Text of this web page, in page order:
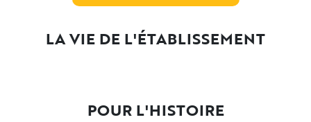
LA VIE DE L'ÉTABLISSEMENT
POUR L'HISTOIRE